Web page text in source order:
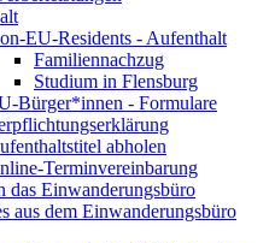
EU-Residents - Aufenthalt
Familiennachzug
Studium in Flensburg
Bürger*innen - Formulare
abholen
Terminvereinbarung
das Einwanderungsbüro
aus dem Einwanderungsbüro